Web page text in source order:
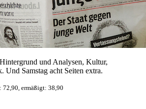
Hintergrund und Analysen, Kultur,
Und Samstag acht Seiten extra.
72,90, ermäßigt: 38,90